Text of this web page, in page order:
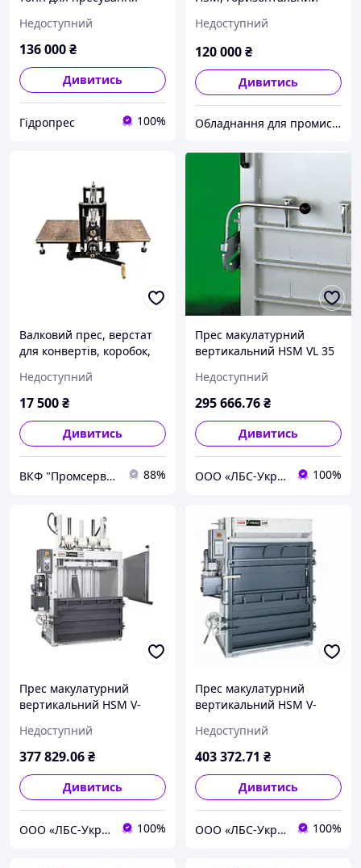
пляшки пластику
Недоступний
136 000₴
Дивитись
Гідропрес 100%
Недоступний
120 000₴
Дивитись
Обладнання для промисловості та переробки металобрухту
Валковий прес, верстат
для конвертів, коробок,
Недоступний
17 500₴
Дивитись
ВКФ "Промсервіс" 88%
Прес макулатурний
вертикальний HSM VL 35
Недоступний
295 666.76₴
Дивитись
ООО «ЛБС-Україна» 100%
Прес макулатурний
вертикальний HSM V-
Недоступний
377 829.06₴
Дивитись
ООО «ЛБС-Україна» 100%
Прес макулатурний
вертикальний HSM V-
Недоступний
403 372.71 ₴
Дивитись
ООО «ЛБС-Україна» 100%